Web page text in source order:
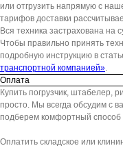
или отгрузить напрямую с
тарифов доставки
Вся техника застрахована на
Чтобы правильно принять
подробную инструкцию в
транспортной компанией».
Оплата
Купить погрузчик, штабелер,
просто. Мы всегда обсудим с
подберем комфортный способ
Оплатить складское или